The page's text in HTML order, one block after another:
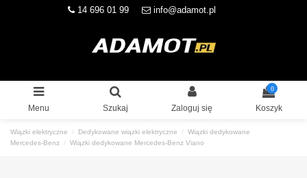
14 696 01 99 info@adamot.pl
Menu Szukaj Zaloguj się
0
Koszyk
Wiązki elektryczne Dedykowane wiązki elektryczne
Wiązki dedykowane
Mercedes-Benz
Wiązki dedykowane Mercedes-Benz Viano